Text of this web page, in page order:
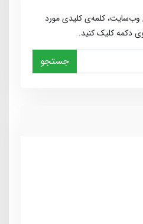
کلمه‌ی کلیدی مورد
دکمه کلیک کنید.
جستجو